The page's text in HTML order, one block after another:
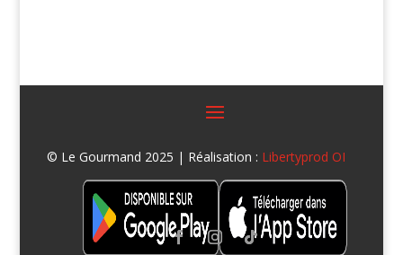
© Le Gourmand 2025 | Réalisation : Libertyprod OI